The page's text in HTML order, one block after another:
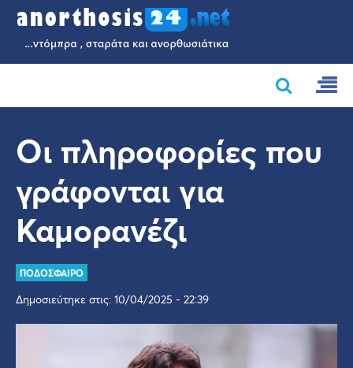
Οι πληροφορίες που
γράφονται για
Καμορανέζι
ΠΟΔΟΣΦΑΙΡΟ
Δημοσιεύτηκε στις: 10/04/2025 - 22:39